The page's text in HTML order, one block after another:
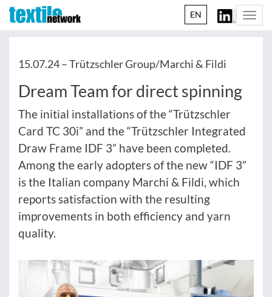
EN
15.07.24 –Trützschler Group/Marchi & Fildi
Dream Team for direct spinning
The initial installations of the “Trützschler
Card TC 30i” and the “Trützschler Integrated
Draw Frame IDF 3” have been completed.
Among the early adopters of the new “IDF 3”
is the Italian company Marchi & Fildi, which
reports satisfaction with the resulting
improvements in both efficiency and yarn
quality.